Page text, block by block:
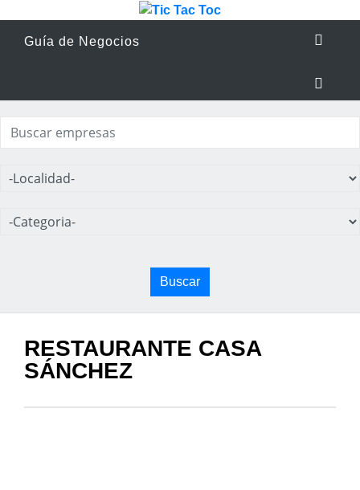
Guía de Negocios
Buscar
RESTAURANTE CASA
SÁNCHEZ